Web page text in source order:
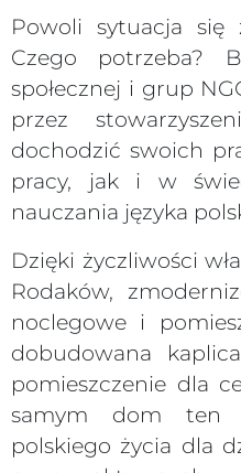
Powoli sytuacja się
Czego potrzeba?
społecznej i grup
przez
dochodzić swoich
pracy, jak i w
nauczania języka
Dzięki życzliwości
Rodaków,
noclegowe i
dobudowana
pomieszczenie dla
samym dom ten
polskiego życia dla